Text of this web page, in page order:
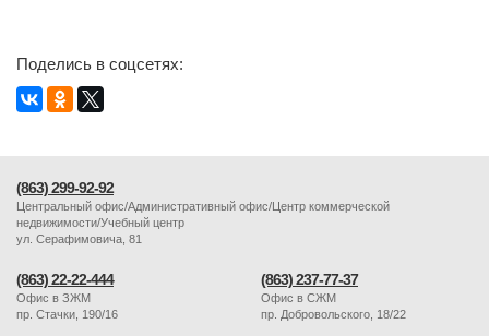
Поделись в соцсетях:
(863) 299-92-92
Центральный офис/Административный офис/Центр коммерческой
недвижимости/Учебный центр
ул. Серафимовича, 81
(863) 22-22-444
Офис в ЗЖМ
пр. Стачки, 190/16
(863) 237-77-37
Офис в СЖМ
пр. Добровольского, 18/22